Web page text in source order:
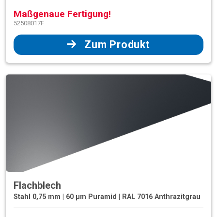
Maßgenaue Fertigung!
52508017F
Zum Produkt
Flachblech
Stahl 0,75 mm | 60 µm Puramid | RAL 7016 Anthrazitgrau